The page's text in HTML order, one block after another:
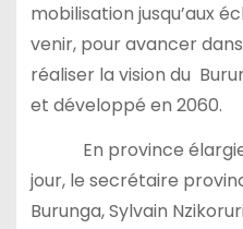
mobilisation jusqu’aux
venir, pour avancer
réaliser la vision du
et développé en 2060.
En province élargie
jour, le secrétaire
Burunga, Sylvain